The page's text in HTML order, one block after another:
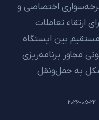
اختصاصی و
تعاملات
بین ایستگاه
برنامه‌ریزی
به حمل‌ونقل